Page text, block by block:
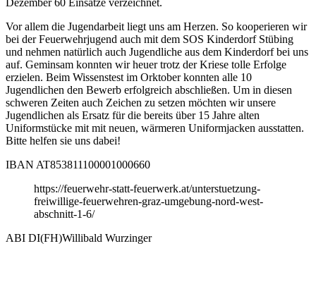
Vor allem die Jugendarbeit liegt uns am Herzen. So kooperieren wir
bei der Feuerwehrjugend auch mit dem SOS Kinderdorf Stübing
und nehmen natürlich auch Jugendliche aus dem Kinderdorf bei uns
auf. Geminsam konnten wir heuer trotz der Kriese tolle Erfolge
erzielen. Beim Wissenstest im Orktober konnten alle 10
Jugendlichen den Bewerb erfolgreich abschließen. Um in diesen
schweren Zeiten auch Zeichen zu setzen möchten wir unsere
Jugendlichen als Ersatz für die bereits über 15 Jahre alten
Uniformstücke mit mit neuen, wärmeren Uniformjacken ausstatten.
Bitte helfen sie uns dabei!
IBAN AT853811100001000660
https://feuerwehr-statt-feuerwerk.at/unterstuetzung-
freiwillige-feuerwehren-graz-umgebung-nord-west-
abschnitt-1-6/
ABI DI(FH)Willibald Wurzinger